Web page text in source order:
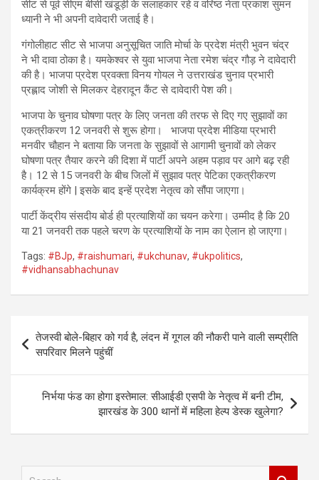
सीट से पूर्व सीएम बीसी खंडूड़ी के सलाहकार रहे व वरिष्ठ नेता प्रकाश सुमन
ध्यानी ने भी अपनी दावेदारी जताई है।
गंगोलीहाट सीट से भाजपा अनुसूचित जाति मोर्चा के प्रदेश मंत्री भुवन चंद्र
ने भी दावा ठोका है। यमकेश्वर से युवा भाजपा नेता रमेश चंद्र गौड़ ने दावेदारी
की है। भाजपा प्रदेश प्रवक्ता विनय गोयल ने उत्तराखंड चुनाव प्रभारी
प्रह्लाद जोशी से मिलकर देहरादून कैंट से दावेदारी पेश की।
भाजपा के चुनाव घोषणा पत्र के लिए जनता की तरफ से दिए गए सुझावों का
एकत्रीकरण 12 जनवरी से शुरू होगा। भाजपा प्रदेश मीडिया प्रभारी
मनवीर चौहान ने बताया कि जनता के सुझावों से आगामी चुनावों को लेकर
घोषणा पत्र तैयार करने की दिशा में पार्टी अपने अहम पड़ाव पर आगे बढ़ रही
है। 12 से 15 जनवरी के बीच जिलों में सुझाव पत्र पेटिका एकत्रीकरण
कार्यक्रम होंगे | इसके बाद इन्हें प्रदेश नेतृत्व को सौंपा जाएगा।
पार्टी केंद्रीय संसदीय बोर्ड ही प्रत्याशियों का चयन करेगा। उम्मीद है कि 20
या 21 जनवरी तक पहले चरण के प्रत्याशियों के नाम का ऐलान हो जाएगा।
Tags: #BJp, #raishumari, #ukchunav, #ukpolitics,
#vidhansabhachunav
Post
navigation
तेजस्वी बोले-बिहार को गर्व है, लंदन में गूगल की नौकरी पाने वाली सम्प्रीति
सपरिवार मिलने पहुंचीं
निर्भया फंड का होगा इस्तेमाल: सीआईडी एसपी के नेतृत्व में बनी टीम,
झारखंड के 300 थानों में महिला हेल्प डेस्क खुलेगा?